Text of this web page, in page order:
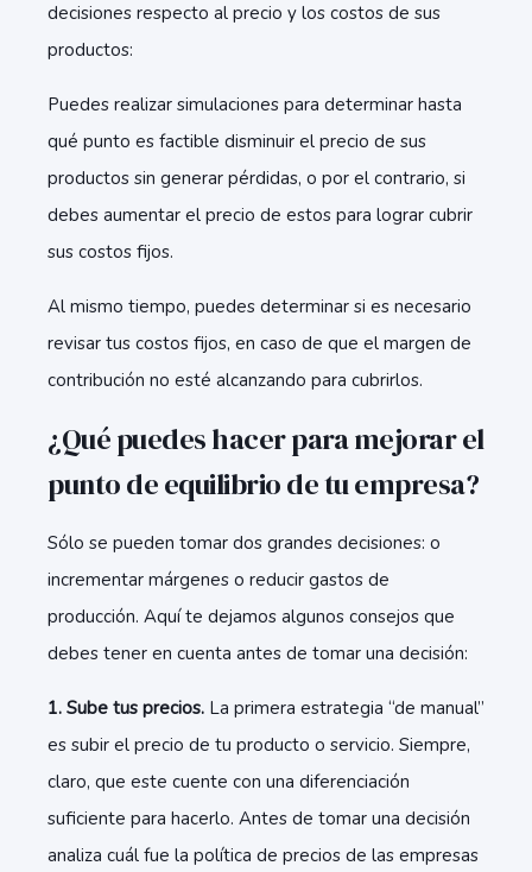
decisiones respecto al precio y los costos de sus
productos:
Puedes realizar simulaciones para determinar hasta
qué punto es factible disminuir el precio de sus
productos sin generar pérdidas, o por el contrario, si
debes aumentar el precio de estos para lograr cubrir
sus costos fijos.
Al mismo tiempo, puedes determinar si es necesario
revisar tus costos fijos, en caso de que el margen de
contribución no esté alcanzando para cubrirlos.
¿Qué puedes hacer para mejorar el
punto de equilibrio de tu empresa?
Sólo se pueden tomar dos grandes decisiones: o
incrementar márgenes o reducir gastos de
producción. Aquí te dejamos algunos consejos que
debes tener en cuenta antes de tomar una decisión:
1. Sube tus precios. La primera estrategia “de manual”
es subir el precio de tu producto o servicio. Siempre,
claro, que este cuente con una diferenciación
suficiente para hacerlo. Antes de tomar una decisión
analiza cuál fue la política de precios de las empresas